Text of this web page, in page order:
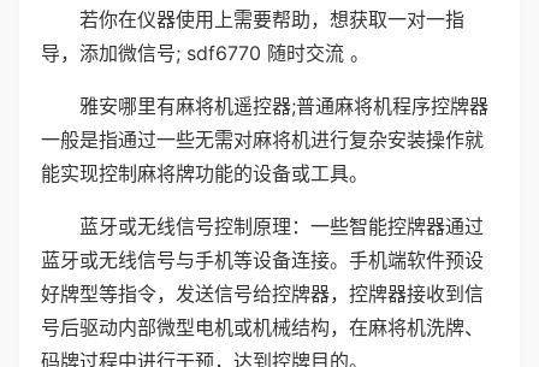
若你在仪器使用上需要帮助，想获取一对一指
导，添加微信号; sdf6770 随时交流 。
雅安哪里有麻将机遥控器;普通麻将机程序控牌器
一般是指通过一些无需对麻将机进行复杂安装操作就
能实现控制麻将牌功能的设备或工具。
蓝牙或无线信号控制原理：一些智能控牌器通过
蓝牙或无线信号与手机等设备连接。手机端软件预设
好牌型等指令，发送信号给控牌器，控牌器接收到信
号后驱动内部微型电机或机械结构，在麻将机洗牌、
码牌过程中进行干预，达到控牌目的。